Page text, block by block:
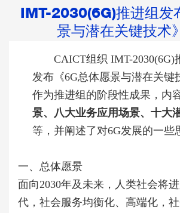
IMT-2030(6G)推进组发
景与潜在关键技术
CAICT组织 IMT-2030(6G)推
发布《6G总体愿景与潜在关键
作为推进组的阶段性成果，内
景、八大业务应用场景、十大
等，并阐述了对6G发展的一些
一、总体愿景
面向2030年及未来，人类社会将
代，社会服务均衡化、高端化，